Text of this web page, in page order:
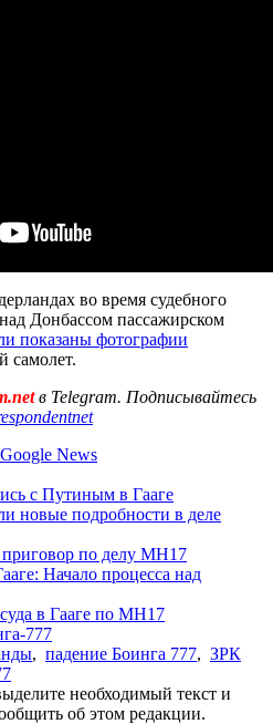
во время судебного
Донбассом пассажирском
показаны фотографии
самолет.
в Telegram. Подписывайтесь
News
с Путиным в Гааге
новые подробности в деле
приговор по делу МН17
Начало процесса над
в Гааге по MH17
777
, падение Боинга 777, ЗРК
необходимый текст и
об этом редакции.